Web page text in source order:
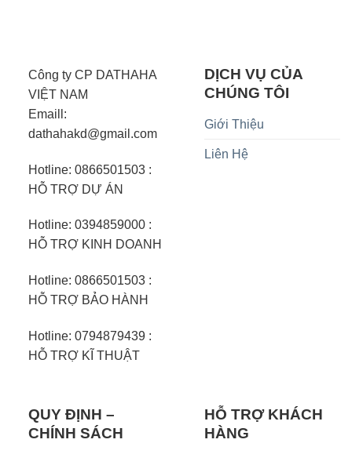
Công ty CP DATHAHA
VIỆT NAM
Emaill:
dathahakd@gmail.com
Hotline: 0866501503 :
HỖ TRỢ DỰ ÁN
Hotline: 0394859000 :
HỖ TRỢ KINH DOANH
Hotline: 0866501503 :
HỖ TRỢ BẢO HÀNH
Hotline: 0794879439 :
HỖ TRỢ KĨ THUẬT
DỊCH VỤ CỦA
CHÚNG TÔI
Giới Thiệu
Liên Hệ
QUY ĐỊNH –
CHÍNH SÁCH
HỖ TRỢ KHÁCH
HÀNG